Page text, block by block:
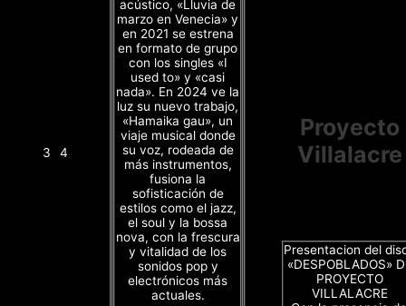
3 4
acústico, «Lluvia de
marzo en Venecia» y
en 2021 se estrena
en formato de grupo
con los singles «I
used to» y «casi
nada». En 2024 ve la
luz su nuevo trabajo,
«Hamaika gau», un
viaje musical donde
su voz, rodeada de
más instrumentos,
fusiona la
sofisticación de
estilos como el jazz,
el soul y la bossa
nova, con la frescura
y vitalidad de los
sonidos pop y
electrónicos más
actuales.
Proyecto
Villalacre
Presentacion del
«DESPOBLADOS»
PROYECTO
VILLALACRE